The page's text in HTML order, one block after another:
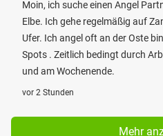
Moin, ich suche einen Angel
Elbe. Ich gehe regelmäßig auf
Ufer. Ich angel oft an der Oste
Spots . Zeitlich bedingt durch
und am Wochenende.
vor 2 Stunden
Mehr